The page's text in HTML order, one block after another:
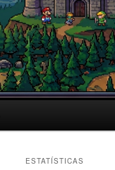
ESTATÍSTICAS